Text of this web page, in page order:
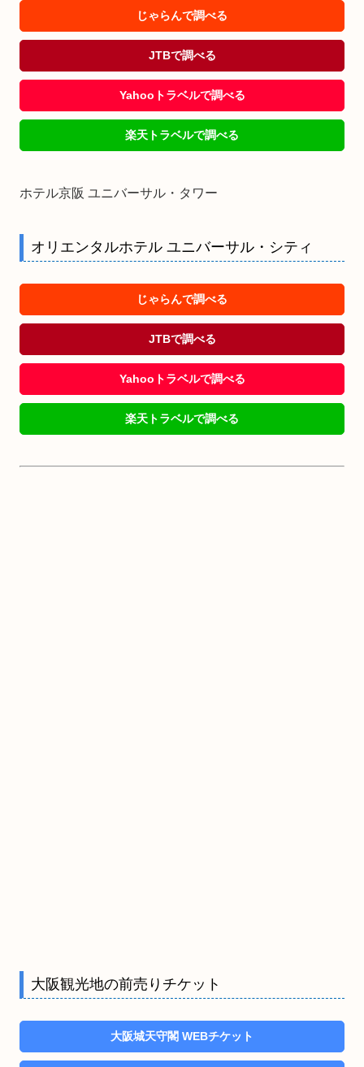
じゃらんで調べる
JTBで調べる
Yahooトラベルで調べる
楽天トラベルで調べる
ホテル京阪 ユニバーサル・タワー
オリエンタルホテル ユニバーサル・シティ
じゃらんで調べる
JTBで調べる
Yahooトラベルで調べる
楽天トラベルで調べる
大阪観光地の前売りチケット
大阪城天守閣 WEBチケット